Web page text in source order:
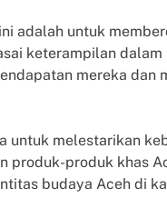
adalah untuk
keterampilan
mereka
untuk melestarikan
produk-produk khas
budaya Aceh di